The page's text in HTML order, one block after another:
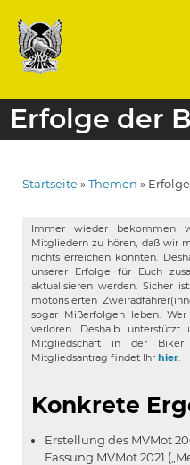
zum
Inhalt
Erfolge der
Startseite Themen
Immer wieder bekommen
Mitgliedern zu hören, daß wir
nichts erreichen könnten.
unserer Erfolge für Euch
aktualisieren werden. Sicher
motorisierten
sogar Mißerfolgen leben.
verloren. Deshalb
Mitgliedschaft in der Biker
Mitgliedsantrag findet Ihr hier
Konkrete
Erstellung des MVMot
Fassung MVMot 2021